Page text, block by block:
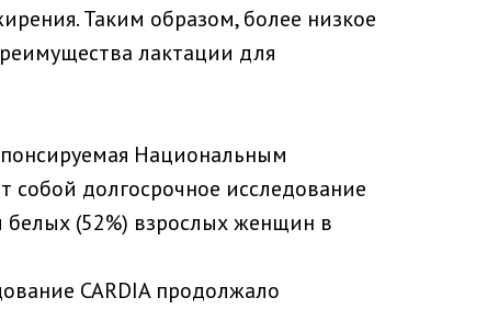
Таким образом, более низкое
лактации для
Национальным
собой долгосрочное исследование
белых (52%) взрослых женщин в
CARDIA продолжало